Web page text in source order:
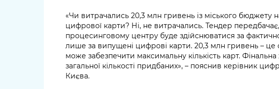
«Чи витрачались 20,3 млн гривень із міського бюджету
цифрової карти? Ні, не витрачались. Тендер
процесинговому центру буде здійснюватися за
лише за випущені цифрові карти. 20,3 млн гривень – це
може забезпечити максимальну кількість карт.
загальної кількості придбаних», – пояснив керівник
Києва.